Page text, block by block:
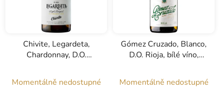
Chivite, Legardeta,
Chardonnay, D.O.
Momentálně nedostupné
Gómez Cruzado, Blanco,
D.O. Rioja, bílé víno,
Momentálně nedostupné